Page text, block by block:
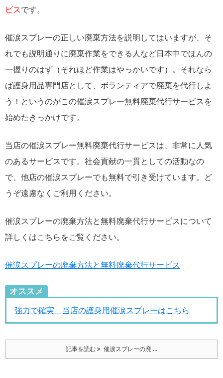
ビスです。
催涙スプレーの正しい廃棄方法を説明してはいますが、そ
れでも説明通りに廃棄作業をできる人など日本中でほんの
一握りのはず（それほど作業はやっかいです）。それなら
ば護身用品専門店として、ボランティアで廃棄を代行しよ
う！というのがこの催涙スプレー無料廃棄代行サービスを
始めたきっかけです。
当店の催涙スプレー無料廃棄代行サービスは、非常に人気
のあるサービスです。社会貢献の一貫としての活動なの
で、他店の催涙スプレーでも無料で引き受けています。ど
うぞ遠慮なくご利用ください。
催涙スプレーの廃棄方法と無料廃棄代行サービスについて
詳しくはこちらをご覧ください。
催涙スプレーの廃棄方法と無料廃棄代行サービス
オススメ
強力で確実 当店の護身用催涙スプレーはこちら
記事を読む 催涙スプレーの廃 ...